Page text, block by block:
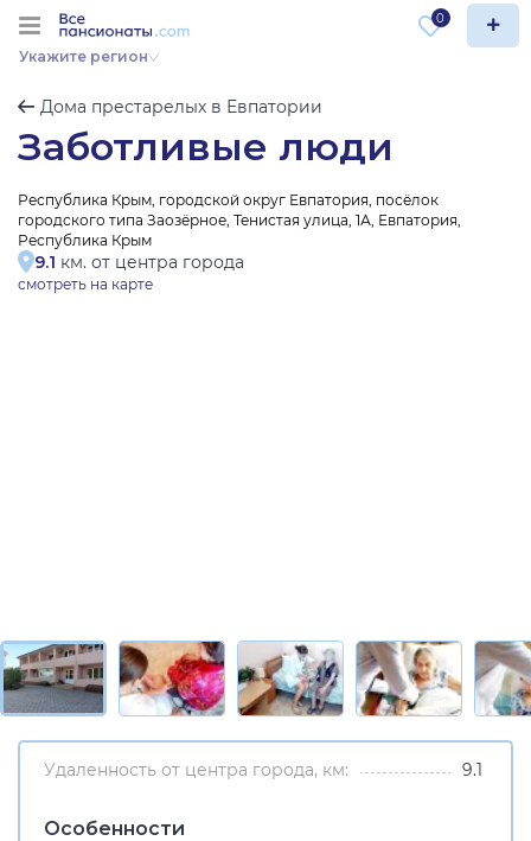
Укажите регион
0
Дома престарелых в Евпатории
Заботливые люди
Республика Крым, городской округ Евпатория, посёлок
городского типа Заозёрное, Тенистая улица, 1А, Евпатория,
Республика Крым
9.1 км. от центра города
смотреть на карте
Удаленность от центра города, км: 9.1
Особенности